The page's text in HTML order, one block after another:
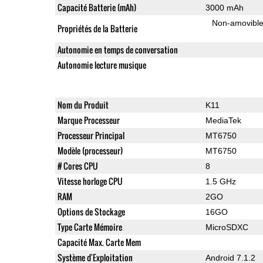
Capacité Batterie (mAh) 3000 mAh
Propriétés de la Batterie Non-
Autonomie en temps de conversation
Autonomie lecture musique
Nom du Produit K11
Marque Processeur MediaTek
Processeur Principal MT6750
Modèle (processeur) MT6750
# Cores CPU 8
Vitesse horloge CPU 1.5 GHz
RAM 2GO
Options de Stockage 16GO
Type Carte Mémoire MicroSDXC
Capacité Max. Carte Mem
Système d'Exploitation
Android 7.1.2